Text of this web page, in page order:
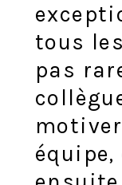
tous
pas